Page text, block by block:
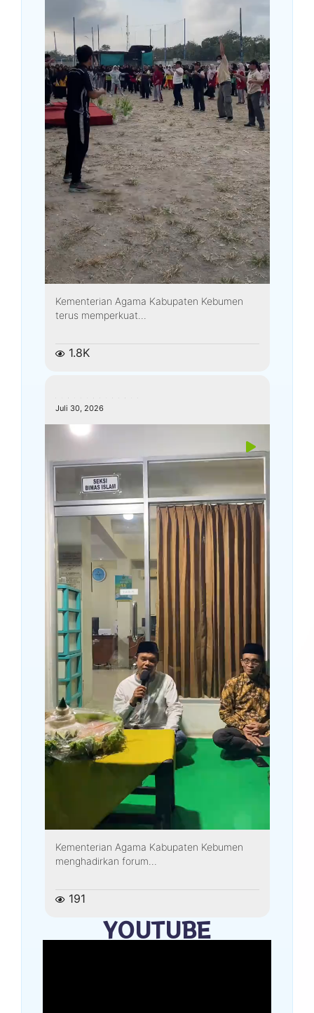
Kementerian Agama Kabupaten Kebumen
terus memperkuat...
1.8K
Juli 30, 2026
Kementerian Agama Kabupaten Kebumen
menghadirkan forum...
191
YOUTUBE